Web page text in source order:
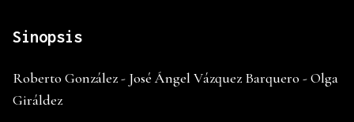
Sinopsis
Roberto González - José Ángel Vázquez Barquero - Olga
Giráldez